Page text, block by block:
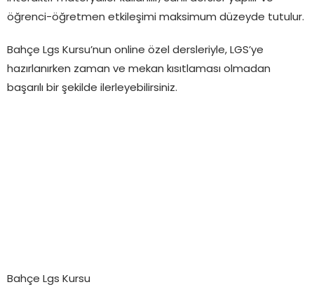
öğrenci-öğretmen etkileşimi maksimum düzeyde tutulur.
Bahçe Lgs Kursu’nun online özel dersleriyle, LGS’ye
hazırlanırken zaman ve mekan kısıtlaması olmadan
başarılı bir şekilde ilerleyebilirsiniz.
Bahçe Lgs Kursu